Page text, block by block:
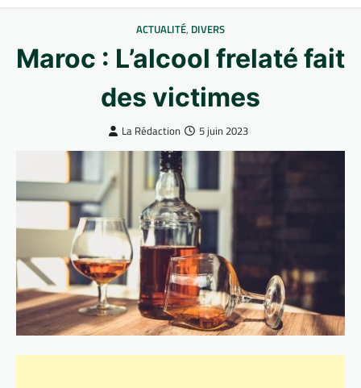
ACTUALITÉ, DIVERS
Maroc : L’alcool frelaté fait
des victimes
La Rédaction 5 juin 2023